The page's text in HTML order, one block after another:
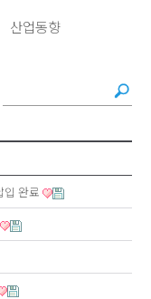
산업동향
입 완료